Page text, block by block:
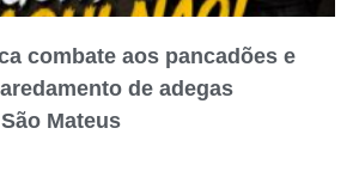
combate aos pancadões e
de adegas
Mateus